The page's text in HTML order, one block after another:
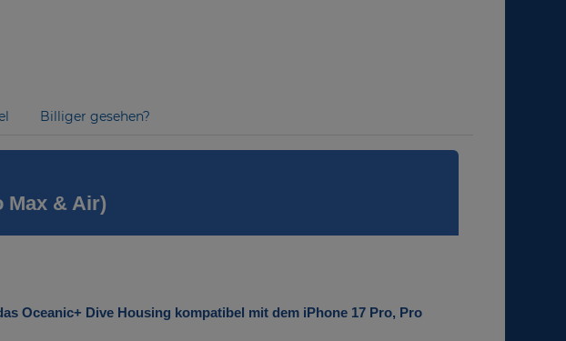
Billiger gesehen?
Max & Air)
Oceanic+ Dive Housing kompatibel mit dem iPhone 17 Pro, Pro